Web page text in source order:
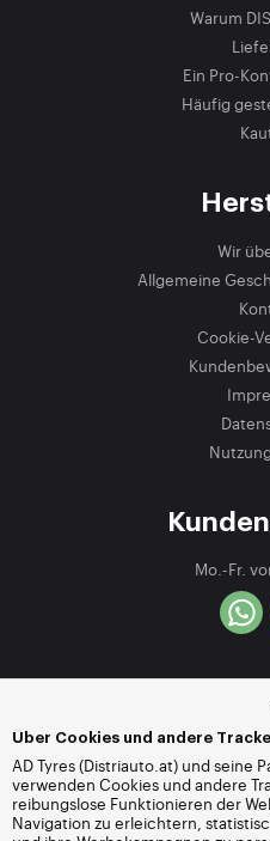
Warum
Ein Pro-
Häufig
Wir
Allgemeine
Cookie-
Mo.-Fr.
Über Cookies und andere
AD Tyres (Distriauto.at) und seine
verwenden Cookies und andere
reibungslose Funktionieren der
Navigation zu erleichtern,